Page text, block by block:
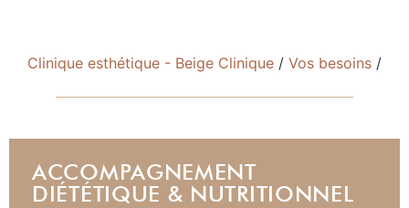
Clinique esthétique - Beige Clinique / Vos besoins /
ACCOMPAGNEMENT
DIÉTÉTIQUE & NUTRITIONNEL